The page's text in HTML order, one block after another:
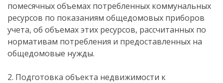
помесячных объемах потребленных коммунальных
ресурсов по показаниям общедомовых приборов
учета, об объемах этих ресурсов, рассчитанных по
нормативам потребления и предоставленных на
общедомовые нужды.
2. Подготовка объекта недвижимости к